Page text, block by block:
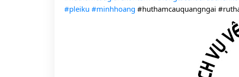
#pleiku #minhhoang #huthamcauquangngai